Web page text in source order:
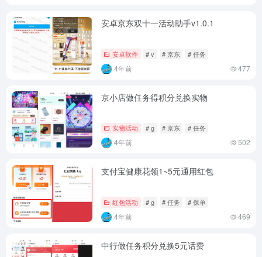
安卓京东双十一活动助手v1.0.1
安卓软件 # v # 京东 # 任务
4年前 477
京小店做任务得积分兑换实物
实物活动 # g # 京东 # 任务
4年前 502
支付宝健康花领1~5元通用红包
红包活动 # g # 任务 # 保单
4年前 469
中行做任务积分兑换5元话费